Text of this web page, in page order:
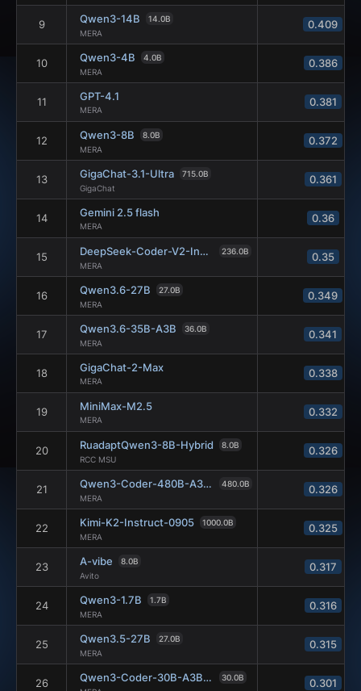
9 Qwen3-14B
14.0B
MERA
0.409
10 Qwen3-4B
4.0B
MERA
0.386
11 GPT-4.1
MERA
0.381
12 Qwen3-8B
8.0B
MERA
0.372
13 GigaChat-3.1-Ultra
715.0B
GigaChat
0.361
14 Gemini 2.5 flash
MERA
0.36
15 DeepSeek-Coder-V2-Instruct-0724
236.0B
MERA
0.35
16 Qwen3.6-27B
27.0B
MERA
0.349
17 Qwen3.6-35B-A3B
36.0B
MERA
0.341
18 GigaChat-2-Max
MERA
0.338
19 MiniMax-M2.5
MERA
0.332
20 RuadaptQwen3-8B-Hybrid
8.0B
RCC MSU
0.326
21 Qwen3-Coder-480B-A35B-Instruct
480.0B
MERA
0.326
22 Kimi-K2-Instruct-0905
1000.0B
MERA
0.325
23 A-vibe
8.0B
Avito
0.317
24 Qwen3-1.7B
1.7B
MERA
0.316
25 Qwen3.5-27B
27.0B
MERA
0.315
26 Qwen3-Coder-30B-A3B-Instruct
30.0B
0.301